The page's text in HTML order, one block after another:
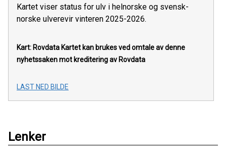
Kartet viser status for ulv i helnorske og svensk-
norske ulverevir vinteren 2025-2026.
Kart: Rovdata Kartet kan brukes ved omtale av denne
nyhetssaken mot kreditering av Rovdata
LAST NED BILDE
Lenker